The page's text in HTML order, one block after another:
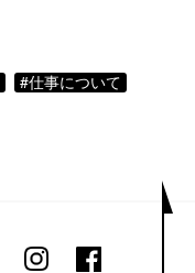
#仕事について